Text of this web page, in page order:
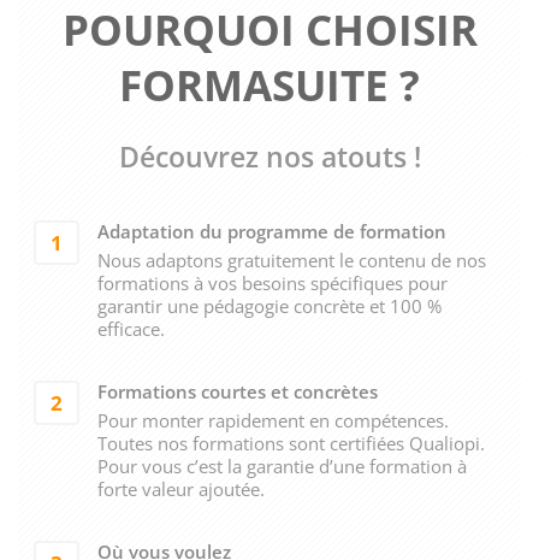
POURQUOI CHOISIR
FORMASUITE ?
Découvrez nos atouts !
1
Adaptation du programme de formation
Nous adaptons gratuitement le contenu de nos
formations à vos besoins spécifiques pour
garantir une pédagogie concrète et 100 %
efficace.
2
Formations courtes et concrètes
Pour monter rapidement en compétences.
Toutes nos formations sont certifiées Qualiopi.
Pour vous c’est la garantie d’une formation à
forte valeur ajoutée.
Où vous voulez